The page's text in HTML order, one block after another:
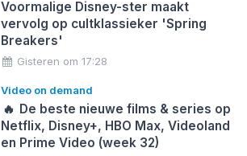
Voormalige Disney-ster maakt
vervolg op cultklassieker 'Spring
Breakers'
Gisteren om 17:28
Video on demand
🔥 De beste nieuwe films & series op
Netflix, Disney+, HBO Max, Videoland
en Prime Video (week 32)